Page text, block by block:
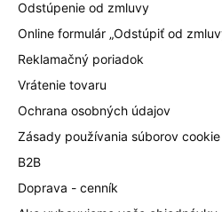
Odstúpenie od zmluvy
Online formulár „Odstúpiť od
Reklamačný poriadok
Vrátenie tovaru
Ochrana osobných údajov
Zásady používania súborov cookie
B2B
Doprava - cenník